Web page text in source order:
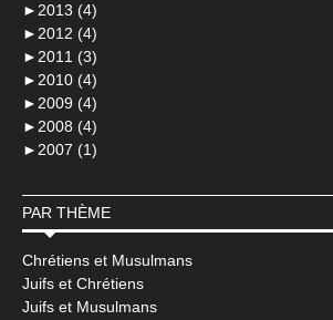
► 2013 (4)
► 2012 (4)
► 2011 (3)
► 2010 (4)
► 2009 (4)
► 2008 (4)
► 2007 (1)
PAR THÈME
Chrétiens et Musulmans
Juifs et Chrétiens
Juifs et Musulmans